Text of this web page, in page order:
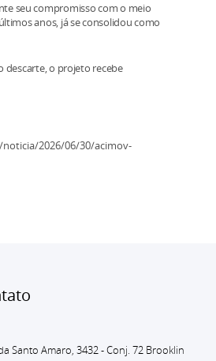
seu compromisso com o meio
anos, já se consolidou como
descarte, o projeto recebe
2026/06/30/acimov-
Santo Amaro, 3432 - Conj. 72 Brooklin